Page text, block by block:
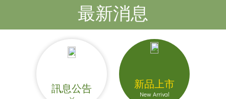
最新消息
訊息公告 新品上市
New Arrival